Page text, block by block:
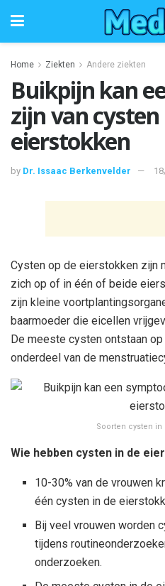
Home Ziekten Andere ziekten
Buikpijn kan
zijn van cysten
eierstokken
by Dr. Issaac Berkenvelder
Cysten op de eierstokken zijn
zich op of in één of beide
zijn kleine
baarmoeder die eicellen
De meeste cysten ontstaan
onderdeel van de
Soorten cysten
Wie hebben cysten in de
10-30% van de vrouwen
één cysten in de
Bij veel vrouwen worden
tijdens
onderzoeken.